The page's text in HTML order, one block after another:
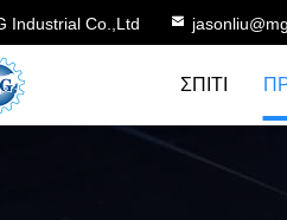
Industrial Co.,Ltd
ΣΠΊΤΙ